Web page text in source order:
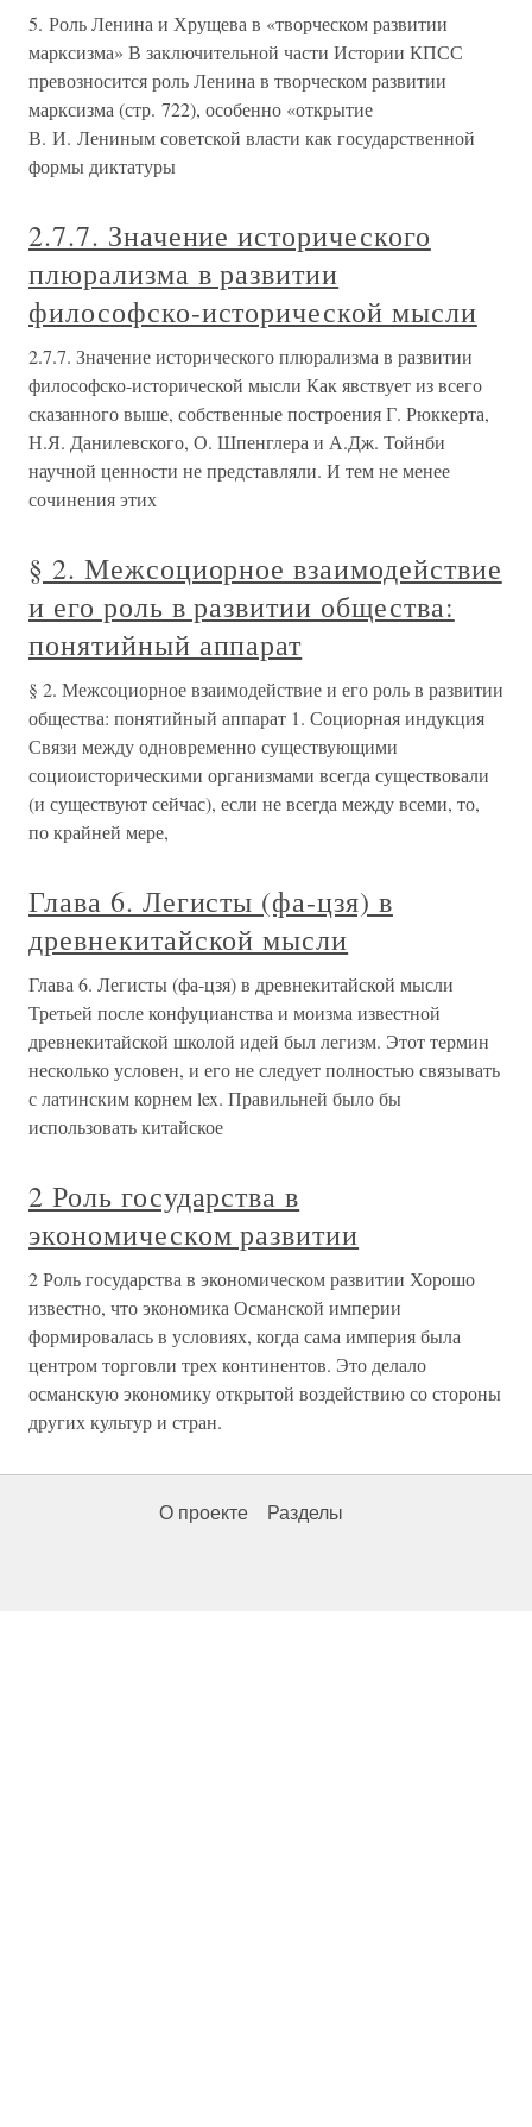
5. Роль Ленина и Хрущева в «творческом развитии
марксизма» В заключительной части Истории КПСС
превозносится роль Ленина в творческом развитии
марксизма (стр. 722), особенно «открытие
В. И. Лениным советской власти как государственной
формы диктатуры
2.7.7. Значение исторического
плюрализма в развитии
философско-исторической мысли
2.7.7. Значение исторического плюрализма в развитии
философско-исторической мысли Как явствует из всего
сказанного выше, собственные построения Г. Рюккерта,
Н.Я. Данилевского, О. Шпенглера и А.Дж. Тойнби
научной ценности не представляли. И тем не менее
сочинения этих
§ 2. Межсоциорное взаимодействие
и его роль в развитии общества:
понятийный аппарат
§ 2. Межсоциорное взаимодействие и его роль в развитии
общества: понятийный аппарат 1. Социорная индукция
Связи между одновременно существующими
социоисторическими организмами всегда существовали
(и существуют сейчас), если не всегда между всеми, то,
по крайней мере,
Глава 6. Легисты (фа-цзя) в
древнекитайской мысли
Глава 6. Легисты (фа-цзя) в древнекитайской мысли
Третьей после конфуцианства и моизма известной
древнекитайской школой идей был легизм. Этот термин
несколько условен, и его не следует полностью связывать
с латинским корнем lex. Правильней было бы
использовать китайское
2 Роль государства в
экономическом развитии
2 Роль государства в экономическом развитии Хорошо
известно, что экономика Османской империи
формировалась в условиях, когда сама империя была
центром торговли трех континентов. Это делало
османскую экономику открытой воздействию со стороны
других культур и стран.
О проекте Разделы